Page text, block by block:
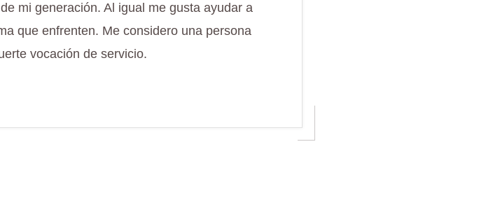
mi generación. Al igual me gusta ayudar a
que enfrenten. Me considero una persona
vocación de servicio.